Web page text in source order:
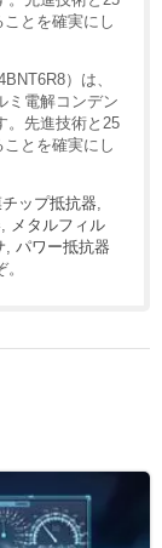
とを確実にし
）は、
ミ電解コンデン
。先進技術と25
とを確実にし
ップ抵抗器,
, メタルフィル
, パワー抵抗器